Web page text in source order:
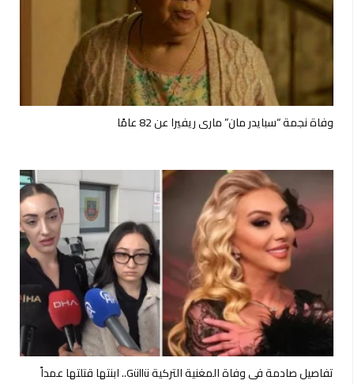
وفاة نجمة “سبايدر مان” ماري ريفيرا عن 82 عامًا
تفاصيل صادمة في وفاة المغنية التركية Güllü.. ابنتها قتلتها عمداً